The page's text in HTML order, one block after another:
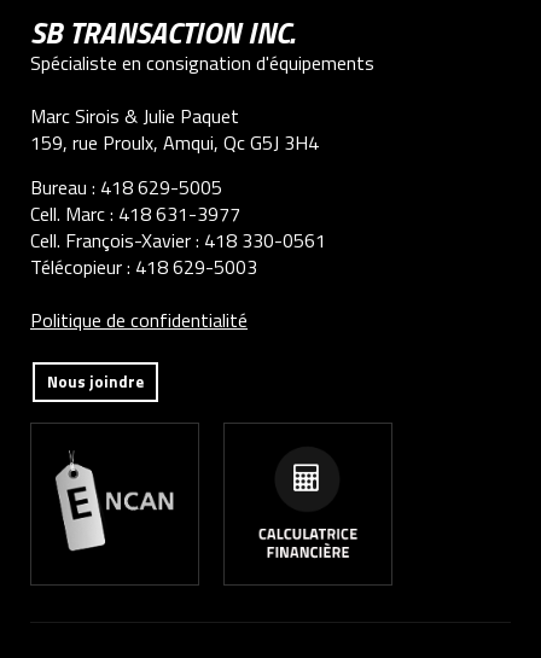
SB TRANSACTION INC.
Spécialiste en consignation d'équipements
Marc Sirois & Julie Paquet
159, rue Proulx, Amqui, Qc G5J 3H4
Bureau : 418 629-5005
Cell. Marc : 418 631-3977
Cell. François-Xavier : 418 330-0561
Télécopieur : 418 629-5003
Politique de confidentialité
Nous joindre